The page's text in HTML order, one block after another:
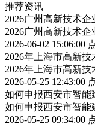
推荐资讯
2026广州高新技术
2026广州高新技术
2026-06-02 15:06:00
2026年上海市高新
2026年上海市高新
2026-05-25 12:43:00
如何申报西安市智能
如何申报西安市智能
2026-05-25 09:34:00